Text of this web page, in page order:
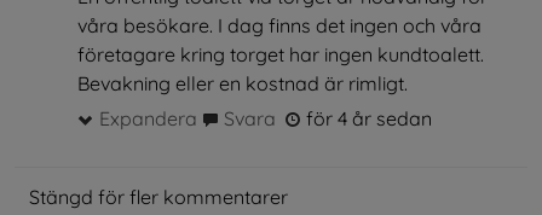
våra besökare. I dag finns det ingen och våra
företagare kring torget har ingen kundtoalett.
Bevakning eller en kostnad är rimligt.
Expandera
Svara för 4 år sedan
Stängd för fler kommentarer